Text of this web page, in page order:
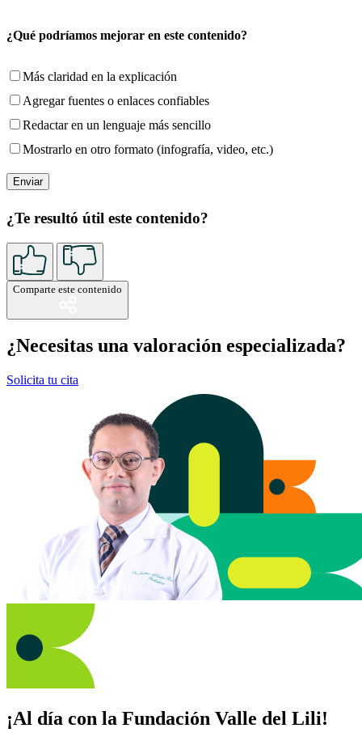
¿Qué podríamos mejorar en este contenido?
Más claridad en la explicación
Agregar fuentes o enlaces confiables
Redactar en un lenguaje más sencillo
Mostrarlo en otro formato (infografía, video, etc.)
¿Te resultó útil este contenido?
Comparte este contenido
¿Necesitas una valoración especializada?
Solicita tu cita
¡Al día con la Fundación Valle del Lili!